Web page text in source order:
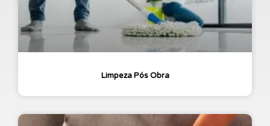
Limpeza Pós Obra